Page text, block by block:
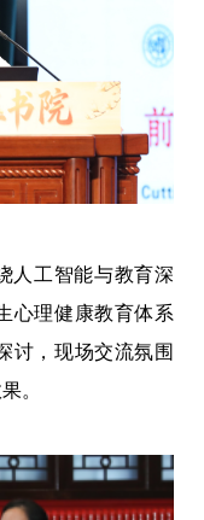
人工智能与教育深
心理健康教育体系
讨，现场交流氛围
。